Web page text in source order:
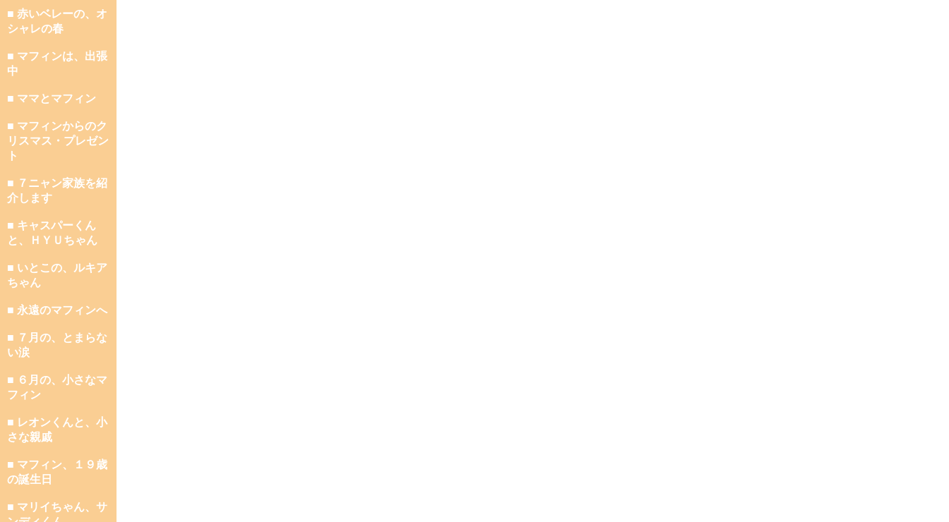
■ 赤いベレーの、オ
シャレの春
■ マフィンは、出張
中
■ ママとマフィン
■ マフィンからのク
リスマス・プレゼン
ト
■ ７ニャン家族を紹
介します
■ キャスパーくん
と、ＨＹＵちゃん
■ いとこの、ルキア
ちゃん
■ 永遠のマフィンへ
■ ７月の、とまらな
い涙
■ ６月の、小さなマ
フィン
■ レオンくんと、小
さな親戚
■ マフィン、１９歳
の誕生日
■ マリイちゃん、サ